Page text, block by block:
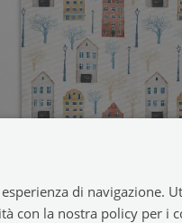
per porta finestra(#rwz-
di navigazione.
con la nostra policy per i